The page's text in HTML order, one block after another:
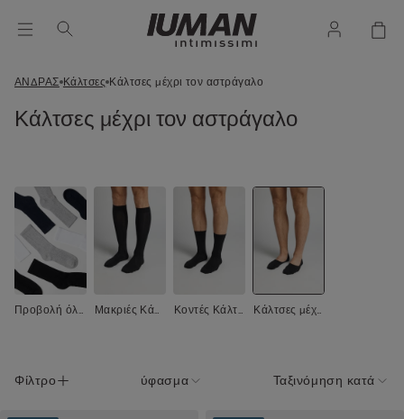
ΑΝΔΡΑΣ Κάλτσες Κάλτσες μέχρι τον αστράγαλο
Κάλτσες μέχρι τον αστράγαλο
Προβολή όλ
Μακριές Κάλτ
Κοντές Κάλτσ
Κάλτσες μέχρ
Φίλτρο ύφασμα Ταξινόμηση κατά